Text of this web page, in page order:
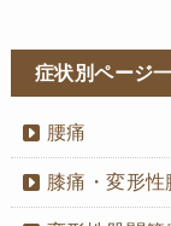
症状別ページ
腰痛
膝痛・変形性